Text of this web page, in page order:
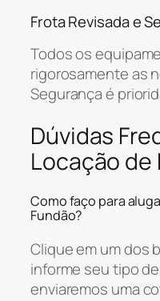
Frota Revisada e
Todos os
rigorosamente as
Segurança é
Dúvidas
Locação de
Como faço para
Fundão?
Clique em um dos
informe seu tipo
enviaremos uma